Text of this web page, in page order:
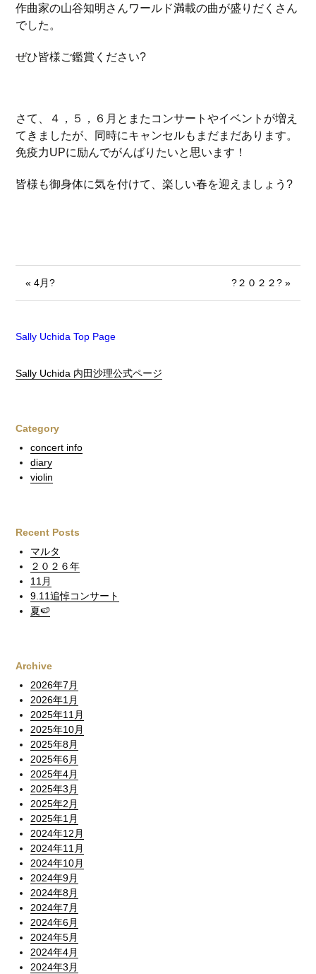
作曲家の山谷知明さんワールド満載の曲が盛りだくさん
でした。
ぜひ皆様ご鑑賞ください?
さて、４，５，６月とまたコンサートやイベントが増え
てきましたが、同時にキャンセルもまだまだあります。
免疫力UPに励んでがんばりたいと思います！
皆様も御身体に気を付けて、楽しい春を迎えましょう?
« 4月? ?２０２２? »
Sally Uchida Top Page
Sally Uchida 内田沙理公式ページ
Category
concert info
diary
violin
Recent Posts
マルタ
２０２６年
11月
9.11追悼コンサート
夏🍉
Archive
2026年7月
2026年1月
2025年11月
2025年10月
2025年8月
2025年6月
2025年4月
2025年3月
2025年2月
2025年1月
2024年12月
2024年11月
2024年10月
2024年9月
2024年8月
2024年7月
2024年6月
2024年5月
2024年4月
2024年3月